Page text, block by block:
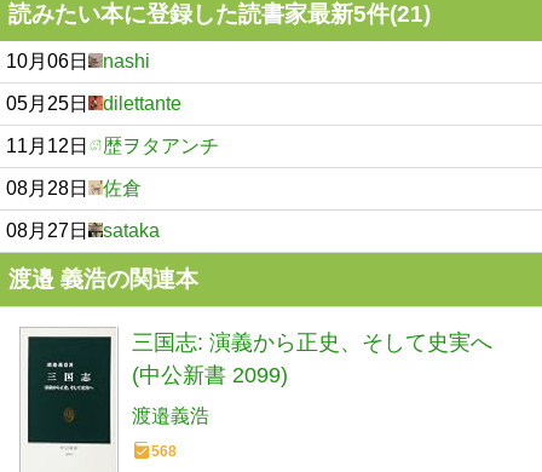
読みたい本に登録した読書家最新5件(21)
10月06日 nashi
05月25日 dilettante
11月12日 歴ヲタアンチ
08月28日 佐倉
08月27日 sataka
渡邉 義浩の関連本
三国志: 演義から正史、そして史実へ
(中公新書 2099)
渡邉義浩
568